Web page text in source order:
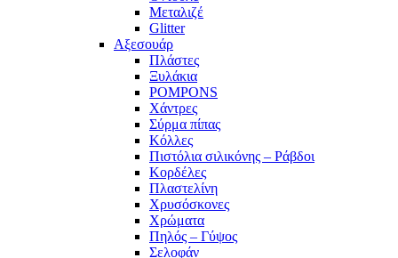
Μεταλιζέ
Glitter
Αξεσουάρ
Πλάστες
Ξυλάκια
POMPONS
Χάντρες
Σύρμα πίπας
Κόλλες
Πιστόλια σιλικόνης – Ράβδοι
Κορδέλες
Πλαστελίνη
Χρυσόσκονες
Χρώματα
Πηλός – Γύψος
Σελοφάν